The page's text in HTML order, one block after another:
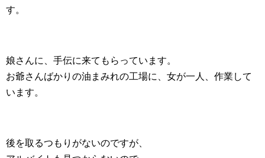
す。
娘さんに、手伝に来てもらっています。
お爺さんばかりの油まみれの工場に、女が一人、作業して
います。
後を取るつもりがないのですが、